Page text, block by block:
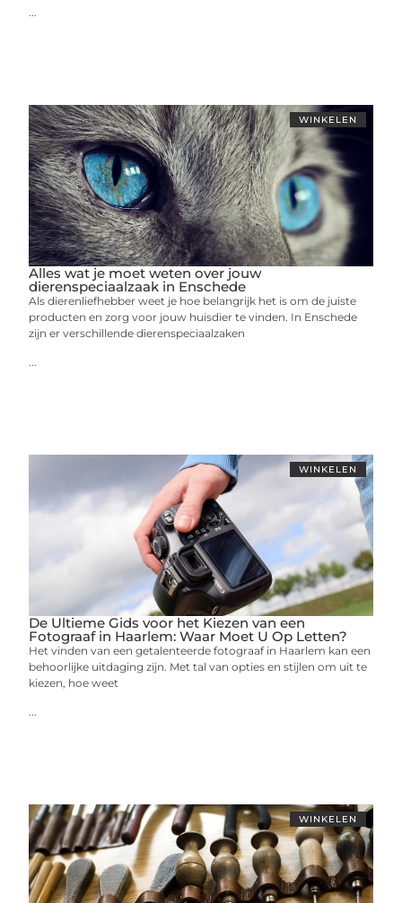
WINKELEN
Alles wat je moet weten over jouw
dierenspeciaalzaak in Enschede
Als dierenliefhebber weet je hoe belangrijk het is om de juiste
producten en zorg voor jouw huisdier te vinden. In Enschede
zijn er verschillende dierenspeciaalzaken
WINKELEN
De Ultieme Gids voor het Kiezen van een
Fotograaf in Haarlem: Waar Moet U Op Letten?
Het vinden van een getalenteerde fotograaf in Haarlem kan een
behoorlijke uitdaging zijn. Met tal van opties en stijlen om uit te
kiezen, hoe weet
WINKELEN